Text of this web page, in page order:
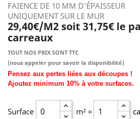
FAIENCE DE 10 MM D'ÉPAISSEUR
UNIQUEMENT SUR LE MUR
29,40€/M2 soit 31,75€ le
carreaux
TOUT NOS PRIX SONT TTC
(nous appeler pour savoir la disponibilité)
Pensez aux pertes liées aux découpes !
Ajoutez minimum 10% à votre surfaces.
Surface m² =